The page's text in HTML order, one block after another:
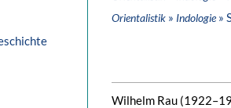
Orientalistik » Indologie»
Wilhelm Rau